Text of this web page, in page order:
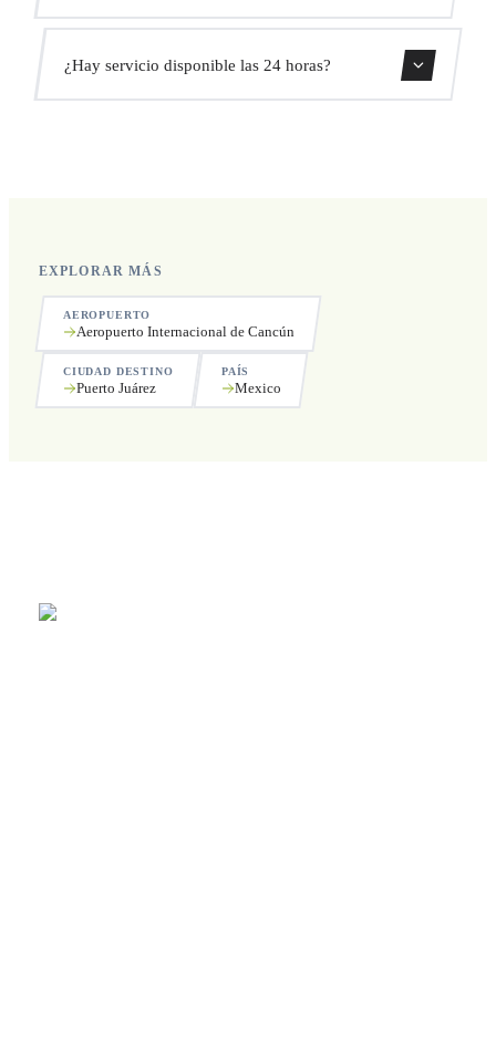
sin coste adicional.
recogida.
¿Hay servicio disponible las 24 horas?
EXPLORAR MÁS
AEROPUERTO
Aeropuerto Internacional de Cancún
CIUDAD DESTINO
Puerto Juárez
PAÍS
Mexico